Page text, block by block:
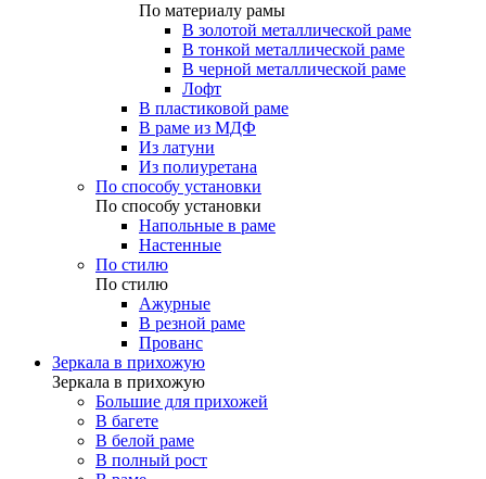
По материалу рамы
В золотой металлической раме
В тонкой металлической раме
В черной металлической раме
Лофт
В пластиковой раме
В раме из МДФ
Из латуни
Из полиуретана
По способу установки
По способу установки
Напольные в раме
Настенные
По стилю
По стилю
Ажурные
В резной раме
Прованс
Зеркала в прихожую
Зеркала в прихожую
Большие для прихожей
В багете
В белой раме
В полный рост